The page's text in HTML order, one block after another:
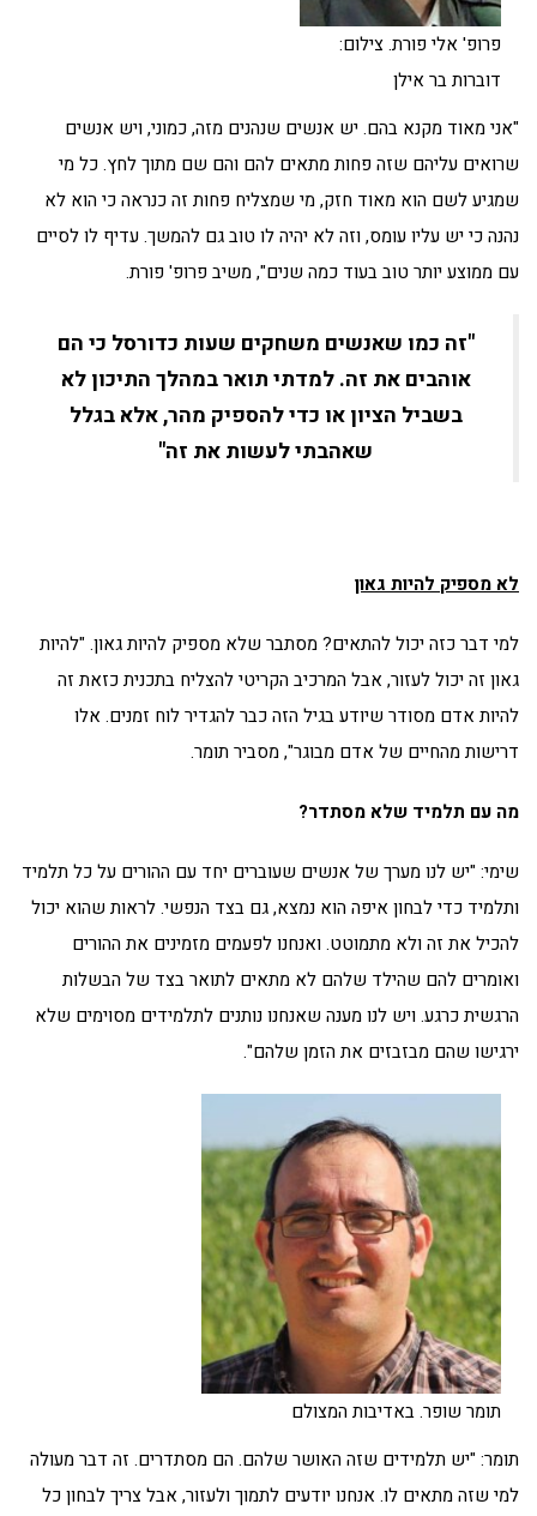
פרופ' אלי פורת. צילום:
דוברות בר אילן
"אני מאוד מקנא בהם. יש אנשים שנהנים מזה, כמוני, ויש אנשים
שרואים עליהם שזה פחות מתאים להם והם שם מתוך לחץ. כל מי
שמגיע לשם הוא מאוד חזק, מי שמצליח פחות זה כנראה כי הוא לא
נהנה כי יש עליו עומס, וזה לא יהיה לו טוב גם להמשך. עדיף לו לסיים
עם ממוצע יותר טוב בעוד כמה שנים", משיב פרופ' פורת.
"זה כמו שאנשים משחקים שעות כדורסל כי הם
אוהבים את זה. למדתי תואר במהלך התיכון לא
בשביל הציון או כדי להספיק מהר, אלא בגלל
שאהבתי לעשות את זה"
לא מספיק להיות גאון
למי דבר כזה יכול להתאים? מסתבר שלא מספיק להיות גאון. "להיות
גאון זה יכול לעזור, אבל המרכיב הקריטי להצליח בתכנית כזאת זה
להיות אדם מסודר שיודע בגיל הזה כבר להגדיר לוח זמנים. אלו
דרישות מהחיים של אדם מבוגר", מסביר תומר.
מה עם תלמיד שלא מסתדר?
שימי: "יש לנו מערך של אנשים שעוברים יחד עם ההורים על כל תלמיד
ותלמיד כדי לבחון איפה הוא נמצא, גם בצד הנפשי. לראות שהוא יכול
להכיל את זה ולא מתמוטט. ואנחנו לפעמים מזמינים את ההורים
ואומרים להם שהילד שלהם לא מתאים לתואר בצד של הבשלות
הרגשית כרגע. ויש לנו מענה שאנחנו נותנים לתלמידים מסוימים שלא
ירגישו שהם מבזבזים את הזמן שלהם".
תומר שופר. באדיבות המצולם
תומר: "יש תלמידים שזה האושר שלהם. הם מסתדרים. זה דבר מעולה
למי שזה מתאים לו. אנחנו יודעים לתמוך ולעזור, אבל צריך לבחון כל